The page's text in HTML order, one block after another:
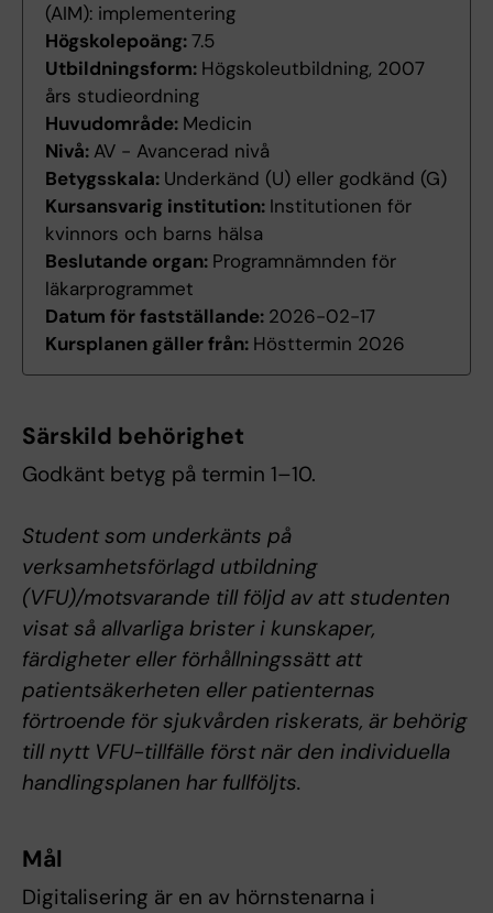
(AIM): implementering
Högskolepoäng:7.5
Utbildningsform: Högskoleutbildning, 2007
års studieordning
Huvudområde: Medicin
Nivå: AV - Avancerad nivå
Betygsskala: Underkänd (U) eller godkänd (G)
Kursansvarig institution: Institutionen för
kvinnors och barns hälsa
Beslutande organ: Programnämnden för
läkarprogrammet
Datum för fastställande: 2026-02-17
Kursplanen gäller från: Hösttermin 2026
Särskild behörighet
Godkänt betyg på termin 1–10.
Student som underkänts på
verksamhetsförlagd utbildning
(VFU)/motsvarande till följd av att studenten
visat så allvarliga brister i kunskaper,
färdigheter eller förhållningssätt att
patientsäkerheten eller patienternas
förtroende för sjukvården riskerats, är behörig
till nytt VFU-tillfälle först när den individuella
handlingsplanen har fullföljts.
Mål
Digitalisering är en av hörnstenarna i